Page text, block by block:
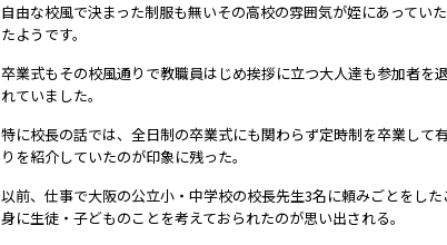
自由な校風で決まった制服も無いその高校の雰囲気が姪にあってい
たようです。
卒業式もその校風通りで教職員はじめ挨拶に立つ大人達も参加者を
れていました。
特に校長の話では、全日制の卒業式にも関わらず定時制を卒業して
りを紹介していたのが印象に残った。
以前、仕事で大阪の公立小・中学校の校長先生3名に頼みごとをし
身に生徒・子どものことを考えておられたのが思い出される。